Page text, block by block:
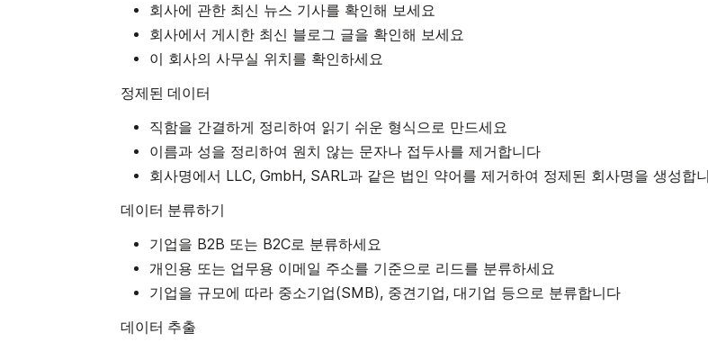
회사에 관한 최신 뉴스 기사를 확인해 보세요
회사에서 게시한 최신 블로그 글을 확인해 보세요
이 회사의 사무실 위치를 확인하세요
정제된 데이터
직함을 간결하게 정리하여 읽기 쉬운 형식으로 만드세요
이름과 성을 정리하여 원치 않는 문자나 접두사를 제거합니다
회사명에서 LLC, GmbH, SARL과 같은 법인 약어를 제거하여 정제된 회사명을 생성합
데이터 분류하기
기업을 B2B 또는 B2C로 분류하세요
개인용 또는 업무용 이메일 주소를 기준으로 리드를 분류하세요
기업을 규모에 따라 중소기업(SMB), 중견기업, 대기업 등으로 분류합니다
데이터 추출